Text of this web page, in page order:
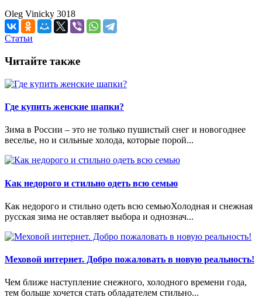
Oleg Vinicky 3018
Статьи
Читайте также
Где купить женские шапки?
Зима в России – это не только пушистый снег и новогоднее
веселье, но и сильные холода, которые порой...
Как недорого и стильно одеть всю семью
Как недорого и стильно одеть всю семьюХолодная и снежная
русская зима не оставляет выбора и однознач...
Меховой интернет. Добро пожаловать в новую реальность!
Чем ближе наступление снежного, холодного времени года,
тем больше хочется стать обладателем стильно...